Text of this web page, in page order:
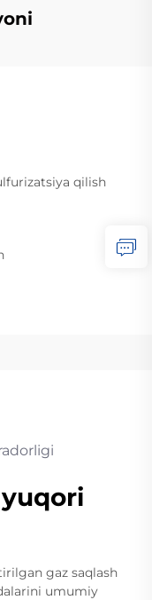
qilish
gaz saqlash
umumiy